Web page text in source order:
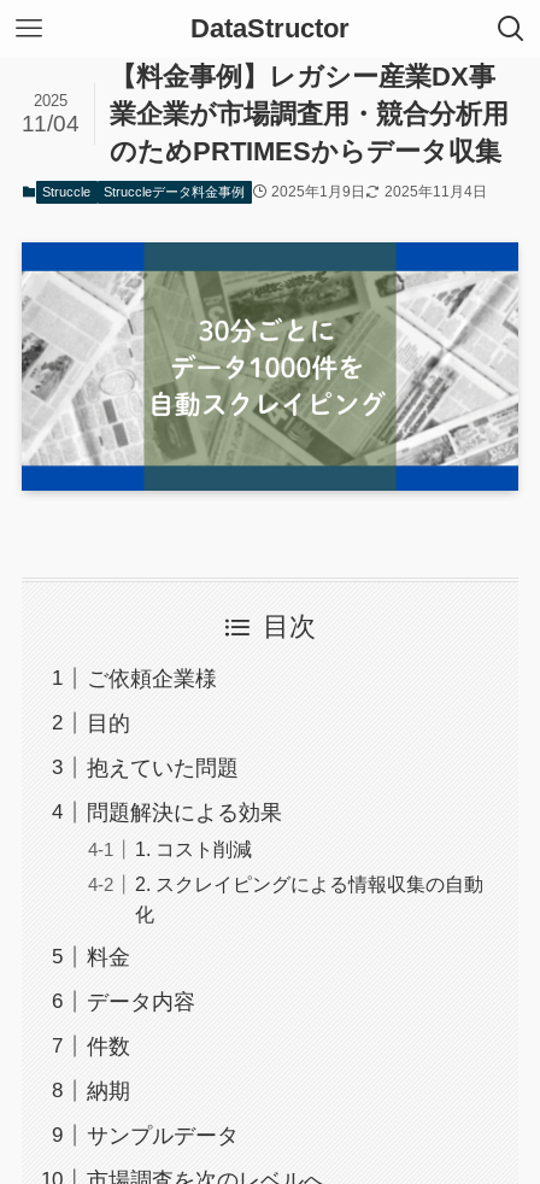
DataStructor
【料金事例】レガシー産業DX事
業企業が市場調査用・競合分析用
のためPRTIMESからデータ収集
2025
11/04
Struccle Struccleデータ料金事例 2025年1月9日 2025年11月4日
目次
ご依頼企業様
目的
抱えていた問題
問題解決による効果
1. コスト削減
2. スクレイピングによる情報収集の自動
化
料金
データ内容
件数
納期
サンプルデータ